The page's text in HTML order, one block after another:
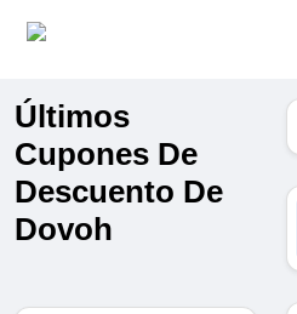
Últimos
Cupones De
Descuento De
Dovoh